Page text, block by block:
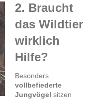
2. Braucht
das Wildtier
wirklich
Hilfe?
Besonders
vollbefiederte
Jungvögel sitzen